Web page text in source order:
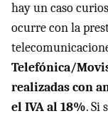
hay un caso
ocurre con la
Telefónica/
realizadas con
elIVAal 18%. Si